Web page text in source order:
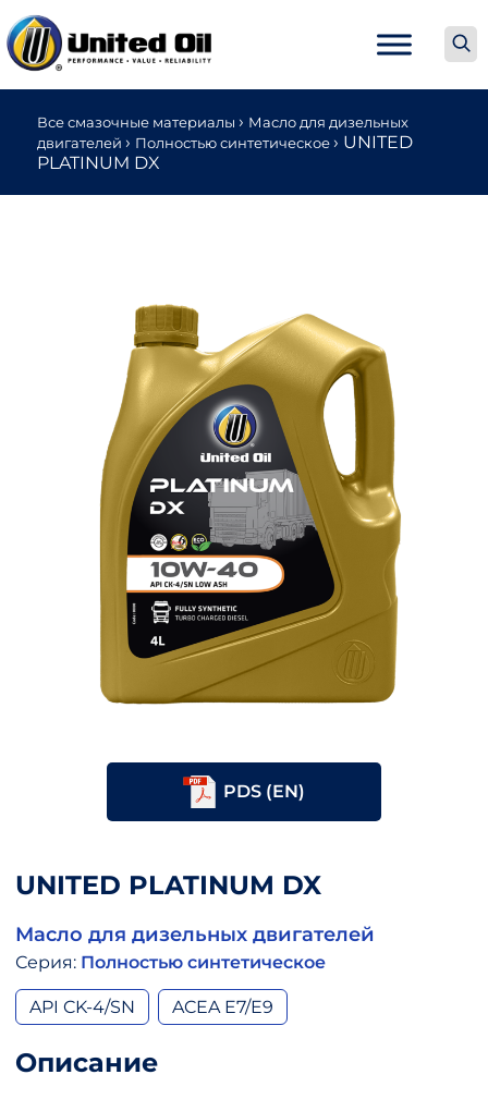
Все смазочные материалы› Масло для дизельных
двигателей› Полностью синтетическое› UNITED
PLATINUM DX
PDS (EN)
UNITED PLATINUM DX
Масло для дизельных двигателей
Серия: Полностью синтетическое
API CK-4/SN ACEA E7/E9
Описание